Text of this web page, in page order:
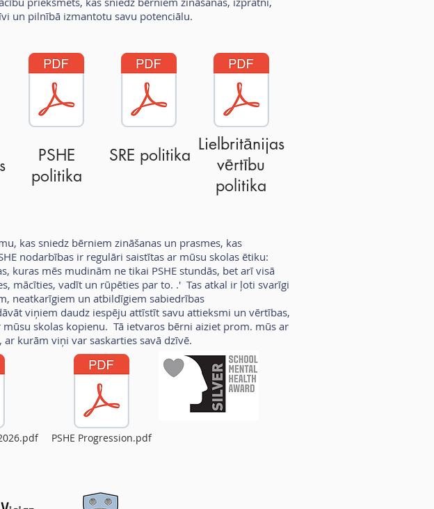
un pilnībā izmantotu savu potenciālu.
PSHE
politika
SRE politika
Lielbritānijas
vērtību
politika
kas sniedz bērniem zināšanas un prasmes, kas
nodarbības ir regulāri saistītas ar mūsu skolas ētiku:
kuras mēs mudinām ne tikai PSHE stundās, bet arī visā
mācīties, vadīt un rūpēties par to. .' Tas atkal ir ļoti svarīgi
neatkarīgiem un atbildīgiem sabiedrības
viņiem daudz iespēju attīstīt savu attieksmi un vērtības,
skolas kopienu. Tā ietvaros bērni aiziet prom. mūs ar
kurām viņi var saskarties savā dzīvē.
PSHE Progression.pdf